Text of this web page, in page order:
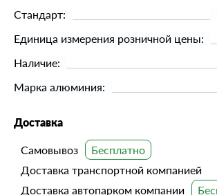
Стандарт:
Единица измерения розничной цены:
Наличие:
Марка алюминия:
Доставка
Самовывоз
Доставка транспортной компанией
Доставка автопарком компании